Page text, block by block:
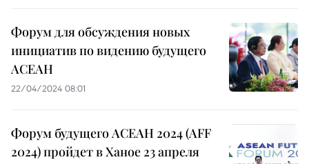
Форум для обсуждения новых
инициатив по видению будущего
АСЕАН
22/04/2024 08:01
Форум будущего АСЕАН 2024 (AFF
2024) пройдет в Ханое 23 апреля